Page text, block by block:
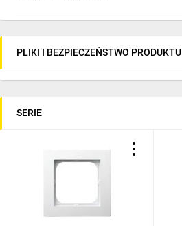
PLIKI I BEZPIECZEŃSTWO PRODUKTU
SERIE